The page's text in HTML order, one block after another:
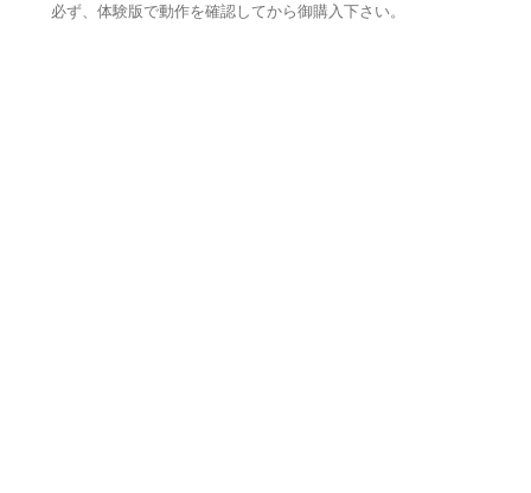
必ず、体験版で動作を確認してから御購入下さい。